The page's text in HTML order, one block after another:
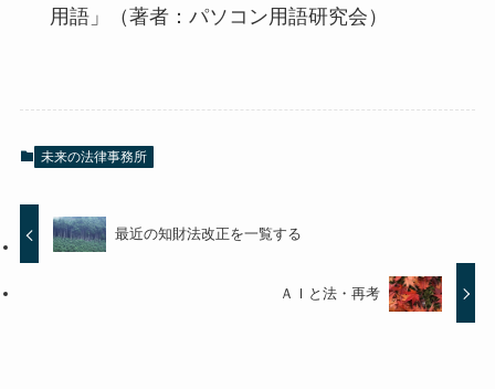
用語」（著者：パソコン用語研究会）
未来の法律事務所
最近の知財法改正を一覧する
ＡＩと法・再考